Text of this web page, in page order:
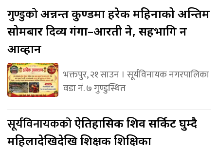
गुण्डुकोअन्नन्त कुण्डमा हरेक महिनाको अन्तिम
सोमबार दिव्य गंगा–आरती हुने, सहभागि हुन
आव्हान
भक्तपुर, २१ साउन । सूर्यविनायक नगरपालिका
वडा नं. ७ गुण्डुस्थित
सूर्यविनायककोऐतिहासिक शिव सर्किट घुम्दै
महिलादेखिदेखि शिक्षक शिक्षिका